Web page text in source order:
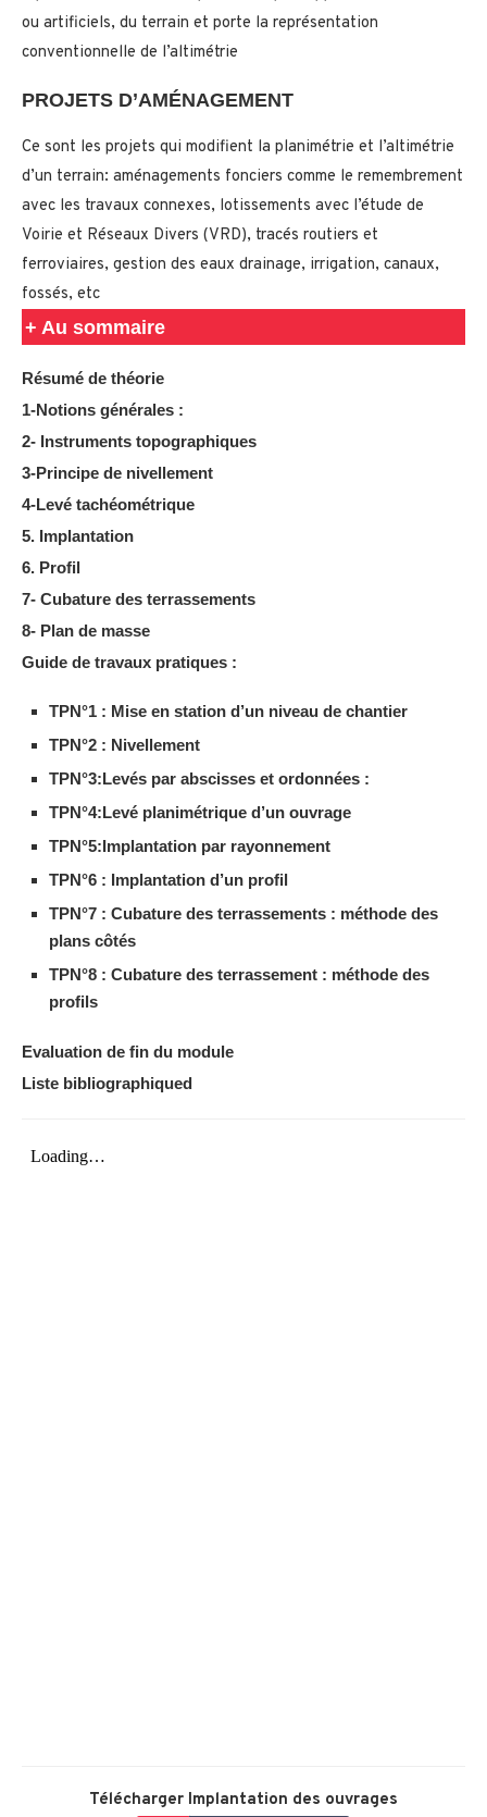
ou artificiels, du terrain et porte la représentation
conventionnelle de l’altimétrie
PROJETS D’AMÉNAGEMENT
Ce sont les projets qui modifient la planimétrie et l’altimétrie
d’un terrain: aménagements fonciers comme le remembrement
avec les travaux connexes, lotissements avec l’étude de
Voirie et Réseaux Divers (VRD), tracés routiers et
ferroviaires, gestion des eaux drainage, irrigation, canaux,
fossés, etc
+ Au sommaire
Résumé de théorie
1-Notions générales :
2- Instruments topographiques
3-Principe de nivellement
4-Levé tachéométrique
5. Implantation
6. Profil
7- Cubature des terrassements
8- Plan de masse
Guide de travaux pratiques :
TPN°1 : Mise en station d’un niveau de chantier
TPN°2 : Nivellement
TPN°3:Levés par abscisses et ordonnées :
TPN°4:Levé planimétrique d’un ouvrage
TPN°5:Implantation par rayonnement
TPN°6 : Implantation d’un profil
TPN°7 : Cubature des terrassements : méthode des
plans côtés
TPN°8 : Cubature des terrassement : méthode des
profils
Evaluation de fin du module
Liste bibliographiqued
Télécharger Implantation des ouvrages